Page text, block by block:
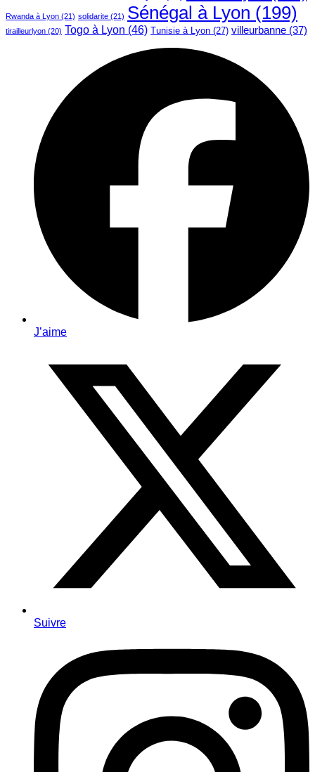
Rwanda à Lyon (21) solidarite (21) Sénégal à Lyon (199)
tirailleurlyon (20) Togo à Lyon (46) Tunisie à Lyon (27) villeurbanne (37)
J’aime
Suivre